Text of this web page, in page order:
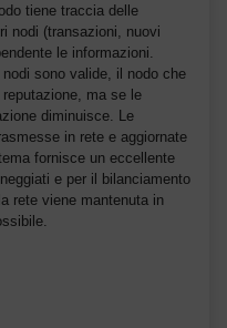
tiene traccia delle
nodi (transazioni, nuovi
le informazioni.
sono valide, il nodo che
ma se le
diminuisce. Le
in rete e aggiornate
fornisce un eccellente
e per il bilanciamento
rete viene mantenuta in